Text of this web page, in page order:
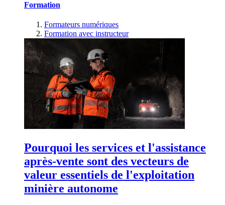
Formation
Formateurs numériques
Formation avec instructeur
Pourquoi les services et l'assistance
après-vente sont des vecteurs de
valeur essentiels de l'exploitation
minière autonome